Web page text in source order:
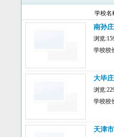
学校名
南孙
浏览
学校校
大毕
浏览
学校校
天津